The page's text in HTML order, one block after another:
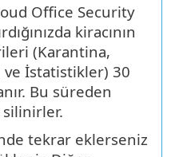
Office Security
kiracının
(Karantina,
İstatistikler) 30
Bu süreden
silinirler.
tekrar eklerseniz